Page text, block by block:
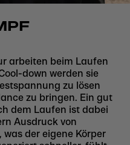
arbeiten beim Laufen
down werden sie
zu lösen
zu bringen. Ein gut
dem Laufen ist dabei
Ausdruck von
was der eigene Körper